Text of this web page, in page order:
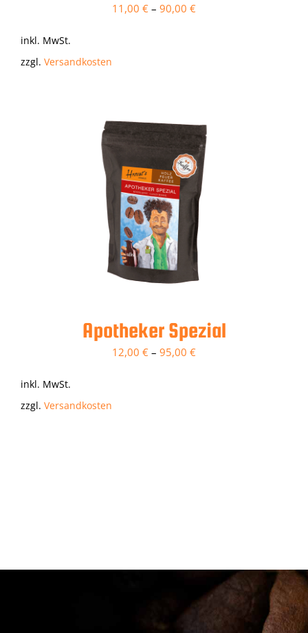
11,00 € – 90,00 €
inkl. MwSt.
zzgl. Versandkosten
Apotheker Spezial
12,00 € – 95,00 €
inkl. MwSt.
zzgl. Versandkosten